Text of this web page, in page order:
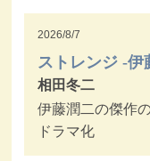
2026/8/7
ストレンジ -
相田冬二
伊藤潤二の傑作
ドラマ化